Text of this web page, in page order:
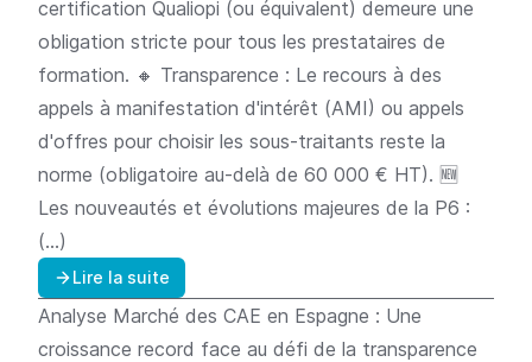
certification Qualiopi (ou équivalent) demeure une
obligation stricte pour tous les prestataires de
formation. 🔸 Transparence : Le recours à des
appels à manifestation d'intérêt (AMI) ou appels
d'offres pour choisir les sous-traitants reste la
norme (obligatoire au-delà de 60 000 € HT). 🆕
Les nouveautés et évolutions majeures de la P6 :
(…)
Lire la suite
Analyse Marché des CAE en Espagne : Une
croissance record face au défi de la transparence